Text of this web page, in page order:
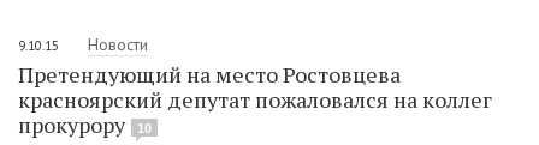
9.10.15 Новости
Претендующий на место Ростовцева
красноярский депутат пожаловался на коллег
прокурору
10